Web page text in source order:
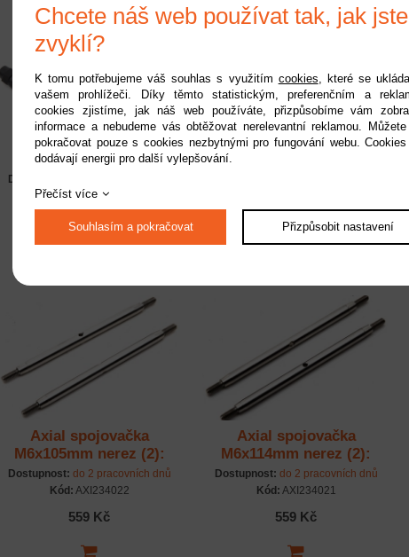
Axial koncovka táhel
přímá M4 (10): RBX10
Dostupnost:
Kód: AXI234025
289 Kč
Axial spojovačka
M6x132.5mm nerez (2):
559 Kč
Axial spojovačka
M6x105mm nerez (2):
RBX10
Dostupnost: do 2 pracovních dnů
Kód: AXI234022
559 Kč
Axial spojovačka
M6x114mm nerez (2):
RBX10
Dostupnost: do 2 pracovních dnů
Kód: AXI234021
559 Kč
Chcete náš web používat tak, jak jste
zvyklí?
K tomu potřebujeme váš souhlas s využitím cookies, které se
vašem prohlížeči. Díky těmto statistickým, preferenčním a
cookies zjistíme, jak náš web používáte, přizpůsobíme vám
informace a nebudeme vás obtěžovat nerelevantní reklamou.
pokračovat pouze s cookies nezbytnými pro fungování webu. Cookies
dodávají energii pro další vylepšování.
Přečíst více
Souhlasím a pokračovat Přizpůsobit nastavení